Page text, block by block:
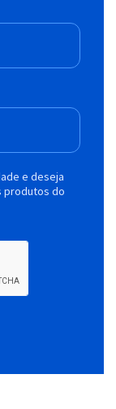
e deseja
produtos do